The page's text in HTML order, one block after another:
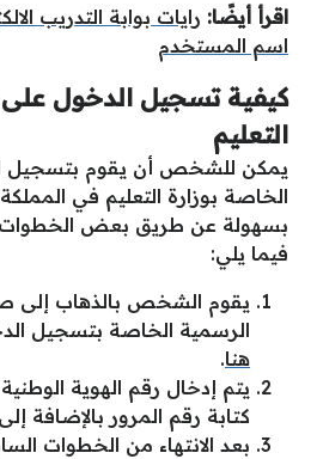
اقرأ أيضًا: رايات بوابة التدريب
اسم المستخدم
كيفية تسجيل الدخول
التعليم
يمكن للشخص أن يقوم بتسجيل
الخاصة بوزارة التعليم في
بسهولة عن طريق بعض الخطوات
فيما يلي:
يقوم الشخص بالذهاب إلى
الرسمية الخاصة بتسجيل
هنا.
يتم إدخال رقم الهوية
كتابة رقم المرور بالإضافة
بعد الانتهاء من الخطوات